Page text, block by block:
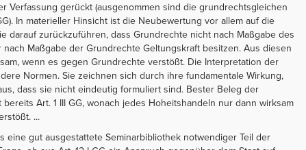
Verfassung gerückt (ausgenommen sind die grundrechtsgleichen
In materieller Hinsicht ist die Neubewertung vor allem auf die
darauf zurückzuführen, dass Grundrechte nicht nach Maßgabe des
Maßgabe der Grundrechte Geltungskraft besitzen. Aus diesen
wenn es gegen Grundrechte verstößt. Die Interpretation der
Normen. Sie zeichnen sich durch ihre fundamentale Wirkung,
dass sie nicht eindeutig formuliert sind. Bester Beleg der
Art. 1 III GG, wonach jedes Hoheitshandeln nur dann wirksam
...
eine gut ausgestattete Seminarbibliothek notwendiger Teil der